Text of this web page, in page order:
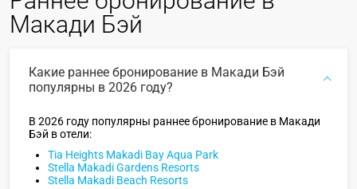
Макади Бэй
Какие раннее бронирование в Макади Бэй
популярны в 2026 году?
В 2026 году популярны раннее бронирование в Макади
Бэй в отели:
Tia Heights Makadi Bay Aqua Park
Stella Makadi Gardens Resorts
Stella Makadi Beach Resorts